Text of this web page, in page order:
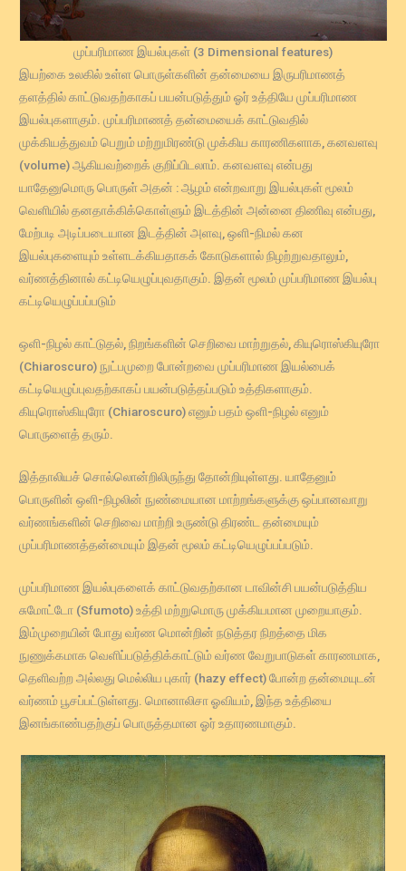
முப்பரிமாண இயல்புகள் (3 Dimensional features)
இயற்கை உலகில் உள்ள பொருள்களின் தன்மையை இருபரிமாணத்
தளத்தில் காட்டுவதற்காகப் பயன்படுத்தும் ஓர் உத்தியே முப்பரிமாண
இயல்புகளாகும். முப்பரிமாணத் தன்மையைக் காட்டுவதில்
முக்கியத்துவம் பெறும் மற்றுமிரண்டு முக்கிய காரணிகளாக, கனவளவு
(volume) ஆகியவற்றைக் குறிப்பிடலாம். கனவளவு என்பது
யாதேனுமொரு பொருள் அதன் : ஆழம் என்றவாறு இயல்புகள் மூலம்
வெளியில் தனதாக்கிக்கொள்ளும் இடத்தின் அன்னை திணிவு என்பது,
மேற்படி அடிப்படையான இடத்தின் அளவு, ஒளி-நிமல் கன
இயல்புகளையும் உள்ளடக்கியதாகக் கோடுகளால் நிழற்றுவதாலும்,
வர்ணத்தினால் கட்டியெழுப்புவதாகும். இதன் மூலம் முப்பரிமாண இயல்பு
கட்டியெழுப்பப்படும்
ஒளி-நிழல் காட்டுதல், நிறங்களின் செறிவை மாற்றுதல், கியுரொஸ்கியுரோ
(Chiaroscuro) நுட்பமுறை போன்றவை முப்பரிமாண இயல்பைக்
கட்டியெழுப்புவதற்காகப் பயன்படுத்தப்படும் உத்திகளாகும்.
கியுரொஸ்கியுரோ (Chiaroscuro) எனும் பதம் ஒளி-நிழல் எனும்
பொருளைத் தரும்.
இத்தாலியச் சொல்லொன்றிலிருந்து தோன்றியுள்ளது. யாதேனும்
பொருளின் ஒளி-நிழலின் நுண்மையான மாற்றங்களுக்கு ஒப்பானவாறு
வர்ணங்களின் செறிவை மாற்றி உருண்டு திரண்ட தன்மையும்
முப்பரிமாணத்தன்மையும் இதன் மூலம் கட்டியெழுப்பப்படும்.
முப்பரிமாண இயல்புகளைக் காட்டுவதற்கான டாவின்சி பயன்படுத்திய
சுமோட்டோ (Sfumoto) உத்தி மற்றுமொரு முக்கியமான முறையாகும்.
இம்முறையின் போது வர்ண மொன்றின் நடுத்தர நிறத்தை மிக
நுணுக்கமாக வெளிப்படுத்திக்காட்டும் வர்ண வேறுபாடுகள் காரணமாக,
தெளிவற்ற அல்லது மெல்லிய புகார் (hazy effect) போன்ற தன்மையுடன்
வர்ணம் பூசப்பட்டுள்ளது. மொனாலிசா ஓவியம், இந்த உத்தியை
இனங்காண்பதற்குப் பொருத்தமான ஓர் உதாரணமாகும்.